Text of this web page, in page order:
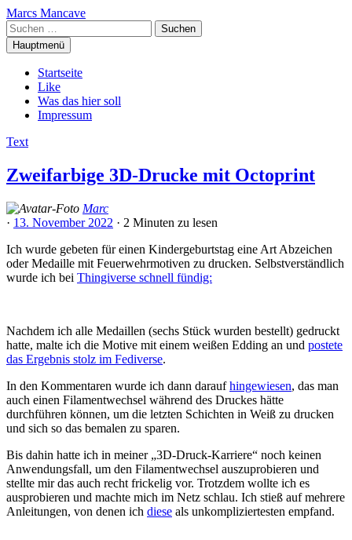
Zum
Inhalt
springen
Marcs Mancave
Suchen
nach:
Hauptmenü
Startseite
Like
Was das hier soll
Impressum
Text
Zweifarbige 3D-Drucke mit Octoprint
Marc
· 13. November 2022 · 2 Minuten zu lesen
Ich wurde gebeten für einen Kindergeburtstag eine Art Abzeichen
oder Medaille mit Feuerwehrmotiven zu drucken. Selbstverständlich
wurde ich bei Thingiverse schnell fündig:
Nachdem ich alle Medaillen (sechs Stück wurden bestellt) gedruckt
hatte, malte ich die Motive mit einem weißen Edding an und postete
das Ergebnis stolz im Fediverse.
In den Kommentaren wurde ich dann daraufhingewiesen, das man
auch einen Filamentwechsel während des Druckes hätte
durchführen können, um die letzten Schichten in Weiß zu drucken
und sich so das bemalen zu sparen.
Bis dahin hatte ich in meiner „3D-Druck-Karriere“ noch keinen
Anwendungsfall, um den Filamentwechsel auszuprobieren und
stellte mir das auch recht frickelig vor. Trotzdem wollte ich es
ausprobieren und machte mich im Netz schlau. Ich stieß auf mehrere
Anleitungen, von denen ich diese als unkompliziertesten empfand.